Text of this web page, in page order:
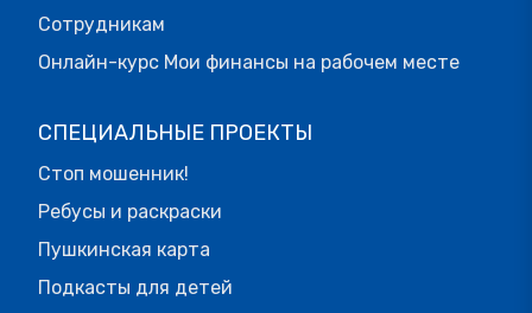
Сотрудникам
Онлайн-курс Мои финансы на рабочем месте
СПЕЦИАЛЬНЫЕ ПРОЕКТЫ
Стоп мошенник!
Ребусы и раскраски
Пушкинская карта
Подкасты для детей